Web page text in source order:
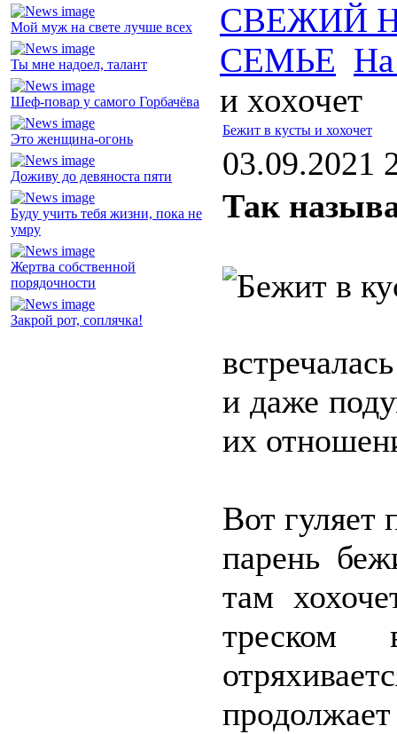
Мой муж на свете лучше всех
Ты мне надоел, талант
Шеф-повар у самого Горбачёва
Это женщина-огонь
Доживу до девяноста пяти
Буду учить тебя жизни, пока не
умру
Жертва собственной
порядочности
Закрой рот, соплячка!
СВЕЖИЙ
СЕМЬЕ На
и хохочет
Бежит в кусты и хохочет
03.09.2021
Так
и даже
их
Вот гуляет
парень
там
треском
продолжает